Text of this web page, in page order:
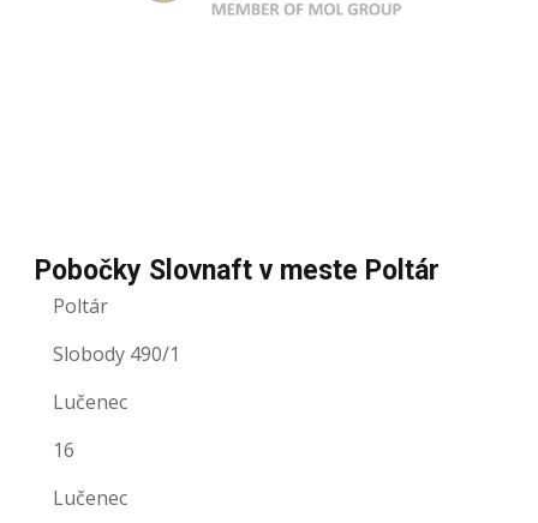
Pobočky Slovnaft v meste Poltár
Poltár
Slobody 490/1
Lučenec
16
Lučenec